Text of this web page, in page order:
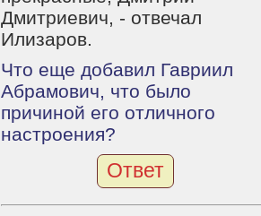
Дмитриевич, - отвечал
Илизаров.
Что еще добавил Гавриил
Абрамович, что было
причиной его отличного
настроения?
Ответ